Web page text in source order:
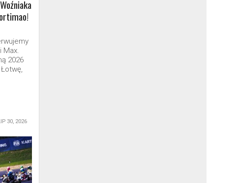
Max.
2026
30, 2026